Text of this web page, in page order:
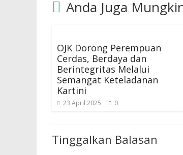
Anda Juga
OJK Dorong Perempuan
Cerdas, Berdaya dan
Berintegritas Melalui
Semangat Keteladanan
Kartini
23 April 2025 0
Tinggalkan Balasan